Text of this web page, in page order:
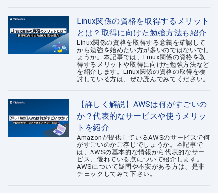
Linux関係の資格を取得するメリット
とは？取得に向けた勉強方法も紹介
Linux関係の資格を取得する意義を確認して
から勉強を始めたい方が多いのではないでし
ょうか。本記事では、Linux関係の資格を取
得するメリットや取得に向けた勉強方法など
を紹介します。Linux関係の資格の取得を検
討している方は、ぜひ読んでみてください。
【詳しく解説】AWSは何がすごいの
か？代表的なサービスや使うメリッ
トを紹介
Amazonが提供しているAWSのサービスで何
がすごいのかご存じでしょうか。本記事で
は、AWSの基本的な情報から代表的なサー
ビス、優れている点について紹介します。
AWSについて疑問や不安がある方は、是非
チェックしてみて下さい。